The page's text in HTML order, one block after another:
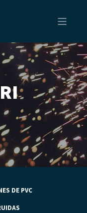
DE PVC